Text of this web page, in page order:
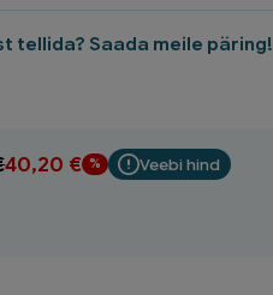
tellida? Saada meile päring!
40,20 € Veebi hind